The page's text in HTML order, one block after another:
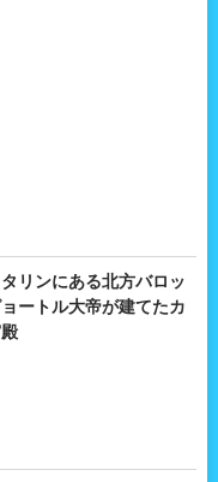
リンにある北方バロッ
ートル大帝が建てたカ